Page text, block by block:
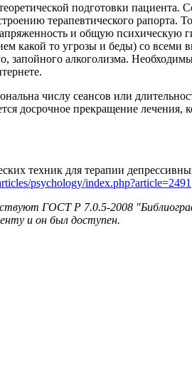
подготовки
терапевтического
и общую психическую
какой то угрозы и беды) со всеми
запойного алкоголизма.
числу сеансов или
досрочное прекращение
техник для терапии
psychology/index.php?article=2491
ГОСТ Р 7.0.5-2008
и он был доступен.